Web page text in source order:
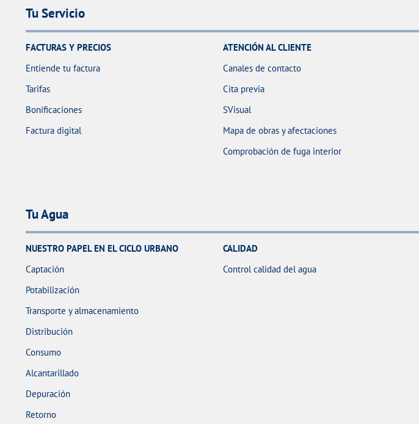
Tu Servicio
FACTURAS Y PRECIOS
Entiende tu factura
Tarifas
Bonificaciones
Factura digital
ATENCIÓN AL CLIENTE
Canales de contacto
Cita previa
SVisual
Mapa de obras y afectaciones
Comprobación de fuga interior
Tu Agua
NUESTRO PAPEL EN EL CICLO URBANO
Captación
Potabilización
Transporte y almacenamiento
Distribución
Consumo
Alcantarillado
Depuración
Retorno
CALIDAD
Control calidad del agua